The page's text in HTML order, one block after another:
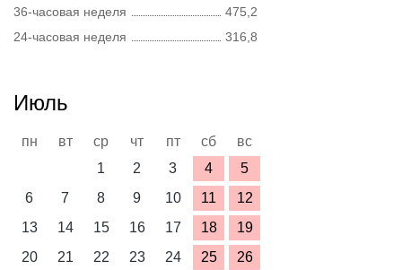
36-часовая неделя
475,2
24-часовая неделя
316,8
Июль
пн вт ср чт пт сб
вс
1
2 3 4
5
6
7 8 9 10 11
12
13
14 15 16 17 18
19
20
21 22 23 24 25
26